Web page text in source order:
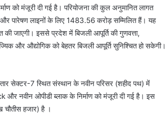
को मंजूरी दी गई है। परियोजना की कुल अनुमानित लागत
पारेषण लाइनों के लिए 1483.56 करोड़ सम्मिलित हैं। यह
इससे प्रदेश में बिजली आपूर्ति की गुणवत्ता,
और औद्योगिक को बेहतर बिजली आपूर्ति सुनिश्चित हो सकेगी।
सेक्टर-7 स्थित संस्थान के नवीन परिसर (शहीद पथ) में
नवीन ओपीडी ब्लाक के निर्माण को मंजूरी दी गई है। इस
हजार) है ।